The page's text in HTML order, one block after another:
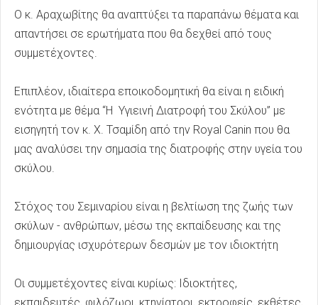
Ο κ. Αραχωβίτης θα αναπτύξει τα παραπάνω θέματα και
απαντήσει σε ερωτήματα που θα δεχθεί από τους
συμμετέχοντες.
Επιπλέον, ιδιαίτερα εποικοδομητική θα είναι η ειδική
ενότητα με θέμα “Η Υγιεινή Διατροφή του Σκύλου” με
εισηγητή τον κ. Χ. Τσαμίδη από την Royal Canin που θα
μας αναλύσει την σημασία της διατροφής στην υγεία του
σκύλου.
Στόχος του Σεμιναρίου είναι η βελτίωση της ζωής των
σκύλων - ανθρώπων, μέσω της εκπαίδευσης και της
δημιουργίας ισχυρότερων δεσμών με τον ιδιοκτήτη
Οι συμμετέχοντες είναι κυρίως: Ιδιοκτήτες,